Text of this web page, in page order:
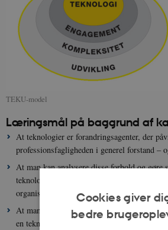
TEKU-model
Læringsmål på baggrund af
At teknologier er forandringsagenter, der
professionsfagligheden i generel forstand –
At man kan analysere disse forhold og gøre
teknologi indgår som aktør i fremtidens
organisere sit arbejde derefter.
At man får en forståelse af, hvordan man
en teknologifyldt hverdag.
Cookies giver
bedre